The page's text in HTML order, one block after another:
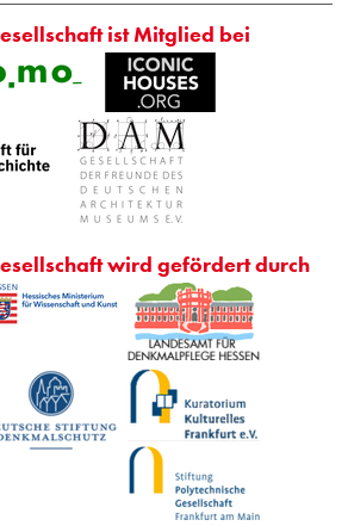
ist Mitglied bei
wird gefördert durch